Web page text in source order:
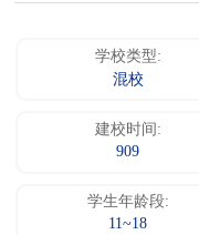
学校类型:
混校
建校时间:
909
学生年龄段:
11~18